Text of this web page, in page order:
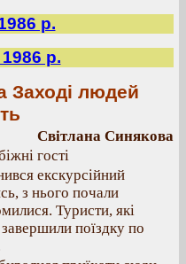
р.
р.
Заході людей
Світлана Синякова
гості
екскурсійний
з нього почали
Туристи, які
поїздку по